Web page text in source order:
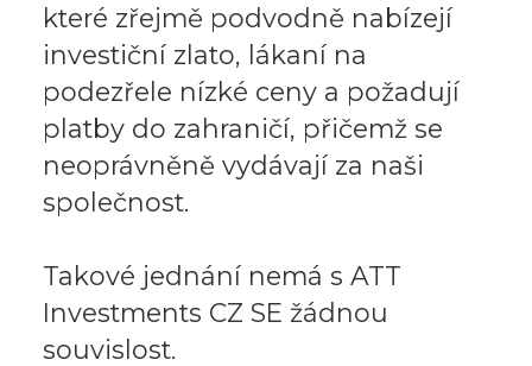
které zřejmě podvodně nabízejí
investiční zlato, lákaní na
podezřele nízké ceny a požadují
platby do zahraničí, přičemž se
neoprávněně vydávají za naši
společnost.
Takové jednání nemá s ATT
Investments CZ SE žádnou
souvislost.